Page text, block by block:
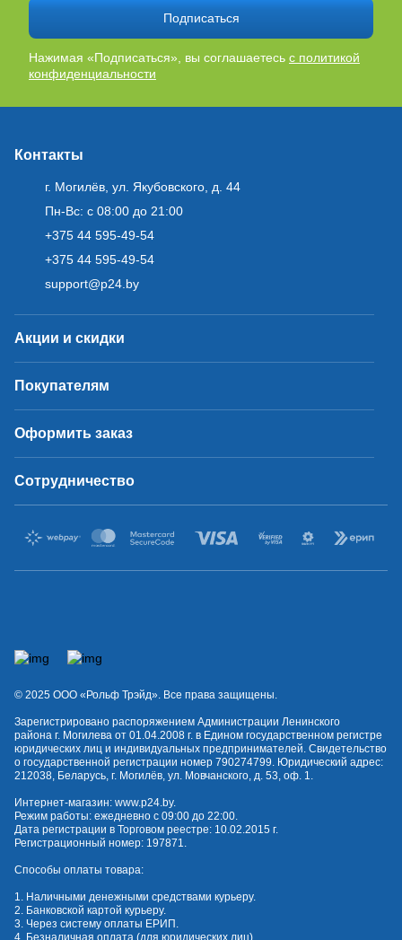
Подписаться
Нажимая «Подписаться», вы соглашаетесь с политикой
конфиденциальности
Контакты
г. Могилёв, ул. Якубовского, д. 44
Пн-Вс: с 08:00 до 21:00
+375 44 595-49-54
+375 44 595-49-54
support@p24.by
Акции и скидки
Покупателям
Оформить заказ
Сотрудничество
© 2025 OOO «Рольф Трэйд». Все права защищены.
Зарегистрировано распоряжением Администрации Ленинского
района г. Могилева от 01.04.2008 г. в Едином государственном регистре
юридических лиц и индивидуальных предпринимателей. Свидетельство
о государственной регистрации номер 790274799. Юридический адрес:
212038, Беларусь, г. Могилёв, ул. Мовчанского, д. 53, оф. 1.
Интернет-магазин: www.p24.by.
Режим работы: ежедневно с 09:00 до 22:00.
Дата регистрации в Торговом реестре: 10.02.2015 г.
Регистрационный номер: 197871.
Способы оплаты товара:
1. Наличными денежными средствами курьеру.
2. Банковской картой курьеру.
3. Через систему оплаты ЕРИП.